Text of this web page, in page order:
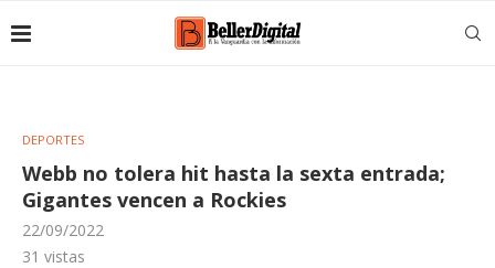
DEPORTES
Webb no tolera hit hasta la sexta entrada;
Gigantes vencen a Rockies
22/09/2022
31 vistas